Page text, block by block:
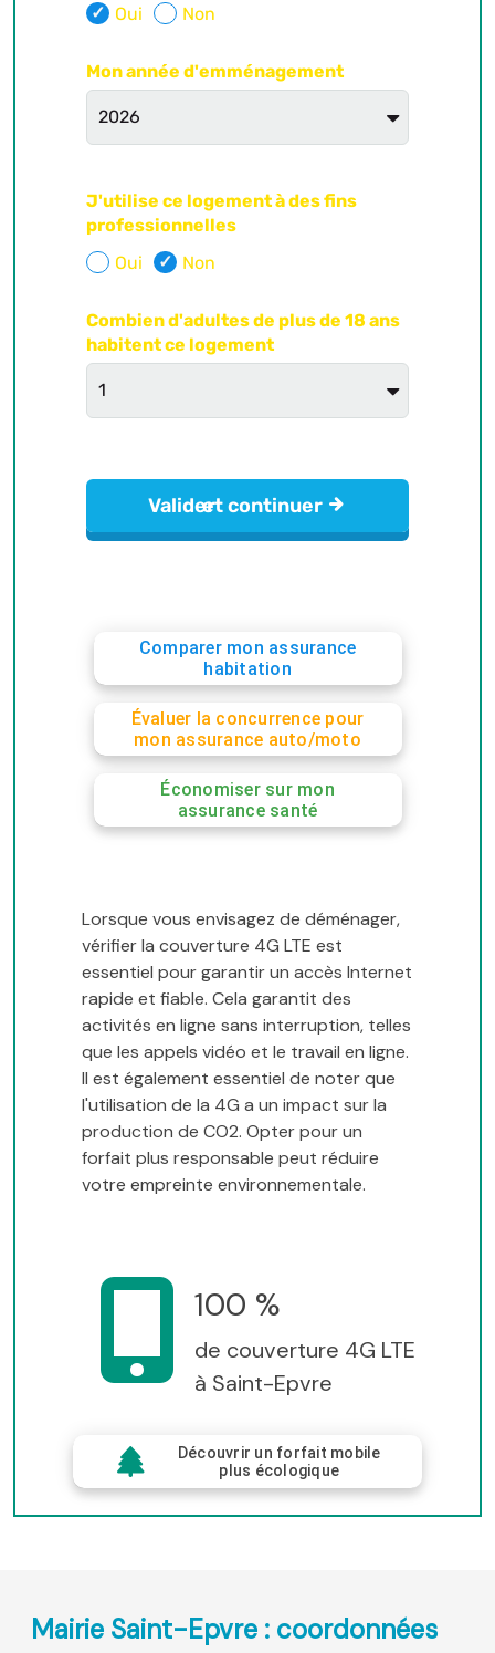
Comparer mon assurance
habitation
Évaluer la concurrence pour
mon assurance auto/moto
Économiser sur mon
assurance santé
Lorsque vous envisagez de déménager,
vérifier la couverture 4G LTE est
essentiel pour garantir un accès Internet
rapide et fiable. Cela garantit des
activités en ligne sans interruption, telles
que les appels vidéo et le travail en ligne.
Il est également essentiel de noter que
l'utilisation de la 4G a un impact sur la
production de CO2. Opter pour un
forfait plus responsable peut réduire
votre empreinte environnementale.
100 %
de couverture 4G LTE
à Saint-Epvre
Découvrir un forfait mobile
plus écologique
Mairie Saint-Epvre : coordonnées